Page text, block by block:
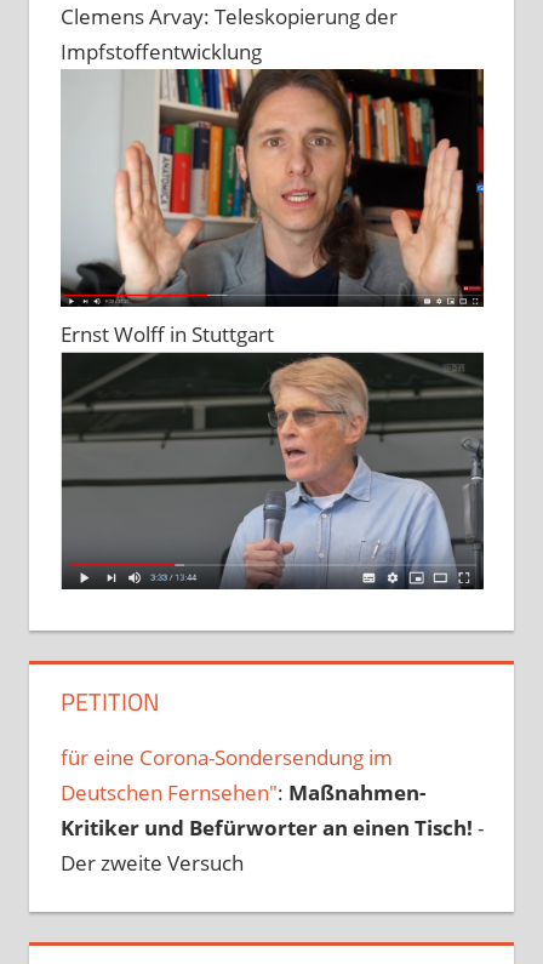
Clemens Arvay: Teleskopierung der
Impfstoffentwicklung
Ernst Wolff in Stuttgart
PETITION
für eine Corona-Sondersendung im
Deutschen Fernsehen": Maßnahmen-
Kritiker und Befürworter an einen Tisch! -
Der zweite Versuch